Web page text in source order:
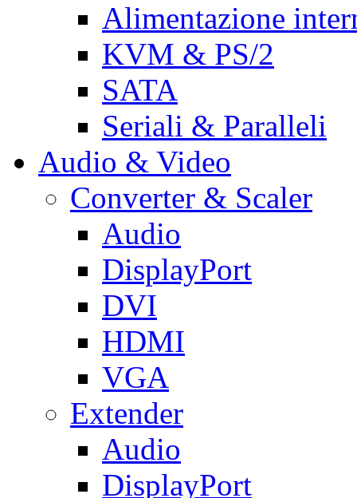
Alimentazione
KVM & PS/2
SATA
Seriali & Paralleli
Audio & Video
Converter & Scaler
Audio
DisplayPort
DVI
HDMI
VGA
Extender
Audio
DisplayPort